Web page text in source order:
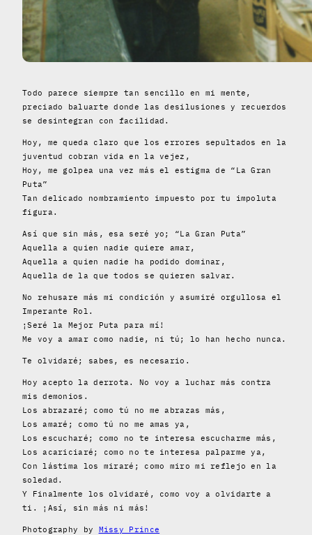
Todo parece siempre tan sencillo en mi mente,
preciado baluarte donde las desilusiones y recuerdos
se desintegran con facilidad.
Hoy, me queda claro que los errores sepultados en la
juventud cobran vida en la vejez,
Hoy, me golpea una vez más el estigma de “La Gran
Puta”
Tan delicado nombramiento impuesto por tu impoluta
figura.
Así que sin más, esa seré yo; “La Gran Puta”
Aquella a quien nadie quiere amar,
Aquella a quien nadie ha podido dominar,
Aquella de la que todos se quieren salvar.
No rehusare más mi condición y asumiré orgullosa el
Imperante Rol.
¡Seré la Mejor Puta para mí!
Me voy a amar como nadie, ni tú; lo han hecho nunca.
Te olvidaré; sabes, es necesario.
Hoy acepto la derrota. No voy a luchar más contra
mis demonios.
Los abrazaré; como tú no me abrazas más,
Los amaré; como tú no me amas ya,
Los escucharé; como no te interesa escucharme más,
Los acariciaré; como no te interesa palparme ya,
Con lástima los miraré; como miro mi reflejo en la
soledad.
Y Finalmente los olvidaré, como voy a olvidarte a
ti. ¡Así, sin más ni más!
Photography by Missy Prince